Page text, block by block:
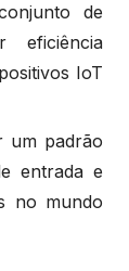
de
eficiência
IoT
um padrão
entrada e
no mundo